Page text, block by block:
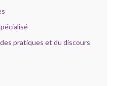
pratiques et du discours